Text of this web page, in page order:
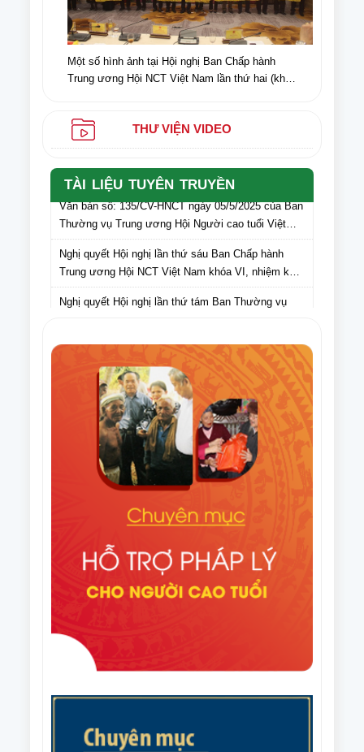
Một số hình ảnh tại Hội nghị Ban Chấp hành
Trung ương Hội NCT Việt Nam lần thứ hai (khóa
THƯ VIỆN VIDEO
TÀI LIỆU TUYÊN TRUYỀN
Văn bản số: 135/CV-HNCT ngày 05/5/2025 của Ban
Thường vụ Trung ương Hội Người cao tuổi Việt
Nam gửi Hội Người cao tuổi các tỉnh, thành phố lấy
ý kiến cán bộ, hội viên NCT các tỉnh, thành phố đối
với dự thảo Văn kiện Đại hội Hội Người cao tuổi
Nghị quyết Hội nghị lần thứ sáu Ban Chấp hành
Trung ương Hội NCT Việt Nam khóa VI, nhiệm kỳ
2021 – 2026
Nghị quyết Hội nghị lần thứ tám Ban Thường vụ
Trung ương Hội NCT Việt Nam khóa VI, nhiệm kỳ
Thường vụ Trung ương Hội NCT Việt Nam về việc
tuyên truyền Ngày Quốc tế NCT (1/10) và Tháng
hành động vì NCT Việt Nam năm 2025
Điều lệ Giải Cờ tướng trung cao tuổi quốc gia lần
thứ XI năm 2025
Văn bản số 296/HNCT-VP ngày 14/8/2025 của Ban
Thường vụ Trung ương Hội NCT Việt Nam về việc
người cao tuổi chung tay ủng hộ nhân dân Cuba
Văn bản số 226/CV-HNCT ngày 06/8/2025 của Ban
lập kế hoạch thực hiện Đề án nhân rộng câu lạc bộ
Quyết định số 1648/QĐ-TTg ngày 06/8/2025 của
Thủ tướng Chính phủ Phê duyệt Đề án nhân rộng
câu lạc bộ liên thế hệ tự giúp nhau đến năm 2035
Văn bản số 215/CV-HNCT/BCS ngày 31/7/2025 của
Ban Thường vụ Trung ương Hội NCT Việt Nam về
quốc gia năm 2025.
Thường vụ Trung ương Hội NCT Việt Nam về các
nhiệm vụ trọng tâm năm 2026